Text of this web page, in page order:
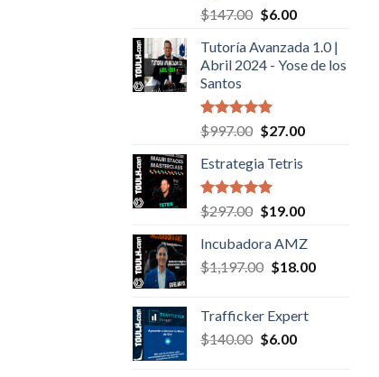
$147.00 Original
was:
$147.00.
$6.00Current
is:
$6.00.
Tutoría Avanzada 1.0 |
Abril 2024 - Yose de los
Santos
Valorado en
5.00
$997.00 Original
was:
$997.00.
$27.00Current
Estrategia Tetris
Valorado en
5.00
$297.00 Original
was:
$297.00.
$19.00Current
is:
$19.00.
Incubadora AMZ
$1,197.00 Original
$1,197.00.
$18.00Current
Trafficker Expert
$140.00 Original
$6.00Current